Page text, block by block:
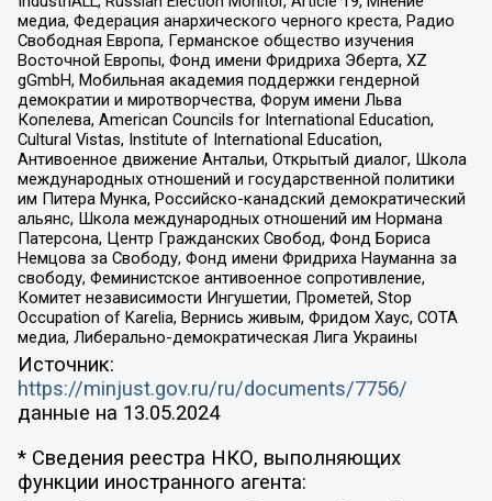
медиа, Федерация анархического черного креста, Радио
Свободная Европа, Германское общество изучения
Восточной Европы, Фонд имени Фридриха Эберта, XZ
gGmbH, Мобильная академия поддержки гендерной
демократии и миротворчества, Форум имени Льва
Копелева, American Councils for International Education,
Cultural Vistas, Institute of International Education,
Антивоенное движение Антальи, Открытый диалог, Школа
международных отношений и государственной политики
им Питера Мунка, Российско-канадский демократический
альянс, Школа международных отношений им Нормана
Патерсона, Центр Гражданских Свобод, Фонд Бориса
Немцова за Свободу, Фонд имени Фридриха Науманна за
свободу, Феминистское антивоенное сопротивление,
Комитет независимости Ингушетии, Прометей, Stop
Occupation of Karelia, Вернись живым, Фридом Хаус, СОТА
медиа, Либерально-демократическая Лига Украины
Источник:
https://minjust.gov.ru/ru/documents/7756/
данные на 13.05.2024
* Сведения реестра НКО, выполняющих
функции иностранного агента: